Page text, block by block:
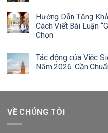
Hướng Dẫn Tăng
Cách Viết Bài Luận
Chọn
Tác động của Việc
Năm 2026: Cần
VỀ CHÚNG TÔI